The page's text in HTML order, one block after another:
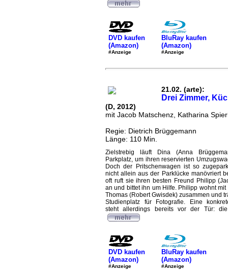
DVD kaufen
(Amazon)
#Anzeige
BluRay kaufen
(Amazon)
#Anzeige
21.02. (arte):
Drei Zimmer,
(D, 2012)
mit Jacob Matschenz, Katharina
Regie: Dietrich Brüggemann
Länge: 110 Min.
Zielstrebig läuft Dina (Anna
Parkplatz, um ihren reservierten
Doch der Pritschenwagen ist so
nicht allein aus der Parklücke manövriert
oft ruft sie ihren besten Freund Philipp
an und bittet ihn um Hilfe. Philipp wohnt
Thomas (Robert Gwisdek) zusammen und
Studienplatz für Fotografie. Eine
steht allerdings bereits vor der Tür:
DVD kaufen
(Amazon)
#Anzeige
BluRay kaufen
(Amazon)
#Anzeige